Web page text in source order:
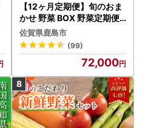
【12ヶ月定期便】旬のおま
かせ 野菜 BOX 野菜定期便
旬の野菜 詰め合わせ 野菜
新鮮 野菜 8～10品目 H-13
佐賀県鹿島市
(99)
72,000